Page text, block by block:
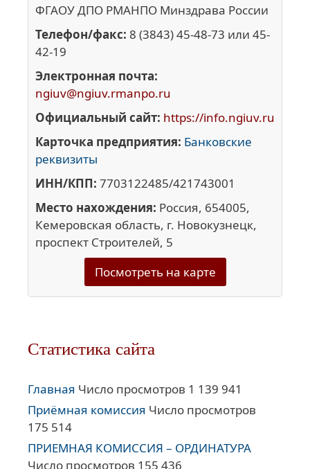
ФГАОУ ДПО РМАНПО Минздрава России
Телефон/факс: 8 (3843) 45-48-73 или 45-
42-19
Электронная почта:
ngiuv@ngiuv.rmanpo.ru
Официальный сайт: https://info.ngiuv.ru
Карточка предприятия: Банковские
реквизиты
ИНН/КПП: 7703122485/421743001
Место нахождения: Россия, 654005,
Кемеровская область, г. Новокузнецк,
проспект Строителей, 5
Посмотреть на карте
Статистика сайта
Главная Число просмотров 1 139 941
Приёмная комиссия Число просмотров
175 514
ПРИЕМНАЯ КОМИССИЯ – ОРДИНАТУРА
Число просмотров 155 436